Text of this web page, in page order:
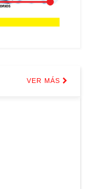
VER MÁS